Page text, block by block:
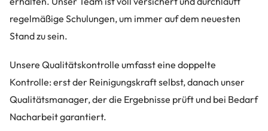
regelmäßige Schulungen, um immer auf dem neuesten
Stand zu sein.
Unsere Qualitätskontrolle umfasst eine doppelte
Kontrolle: erst der Reinigungskraft selbst, danach unser
Qualitätsmanager, der die Ergebnisse prüft und bei Bedarf
Nacharbeit garantiert.